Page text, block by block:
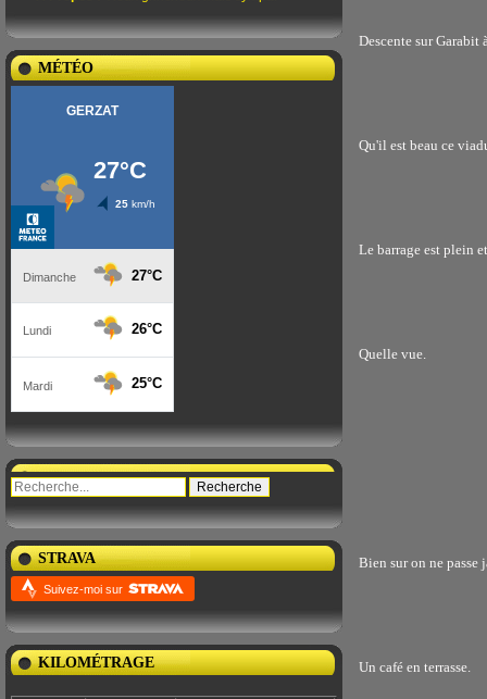
MÉTÉO
STRAVA
Suivez-moi sur
KILOMÉTRAGE
Descente sur Garabit
Qu'il est beau ce
Le barrage est plein
Quelle vue.
Bien sur on ne passe
Un café en terrasse.